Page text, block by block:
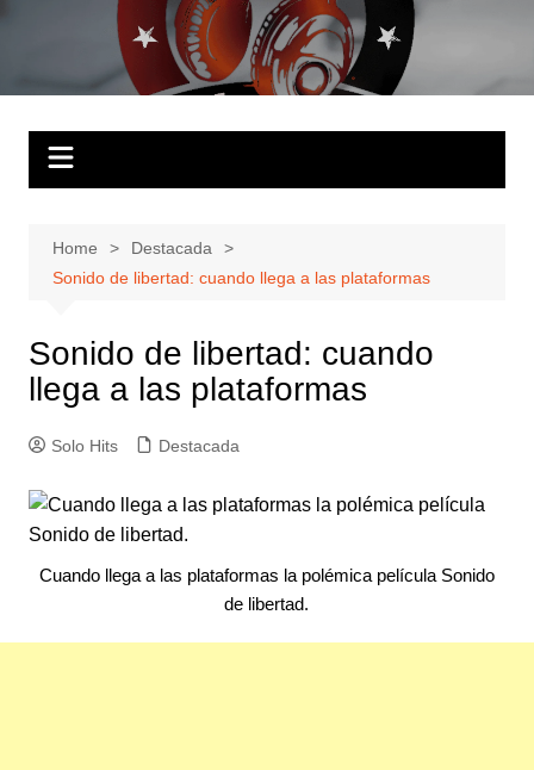
Solo Hits
Home
Destacada
Sonido de libertad: cuando llega a las plataformas
Sonido de libertad: cuando
llega a las plataformas
Solo Hits Destacada
Cuando llega a las plataformas la polémica película Sonido
de libertad.